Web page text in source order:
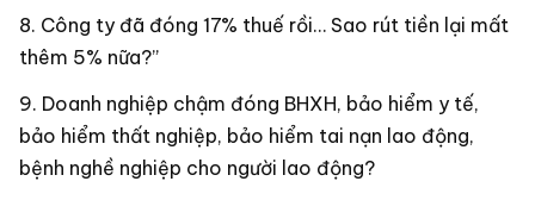
Công ty đã đóng 17% thuế rồi… Sao rút tiền lại mất
thêm 5% nữa?”
Doanh nghiệp chậm đóng BHXH, bảo hiểm y tế,
bảo hiểm thất nghiệp, bảo hiểm tai nạn lao động,
bệnh nghề nghiệp cho người lao động?